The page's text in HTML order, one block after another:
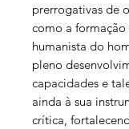
prerrogativas de
como a
humanista do
pleno
capacidades e
ainda à sua
crítica,